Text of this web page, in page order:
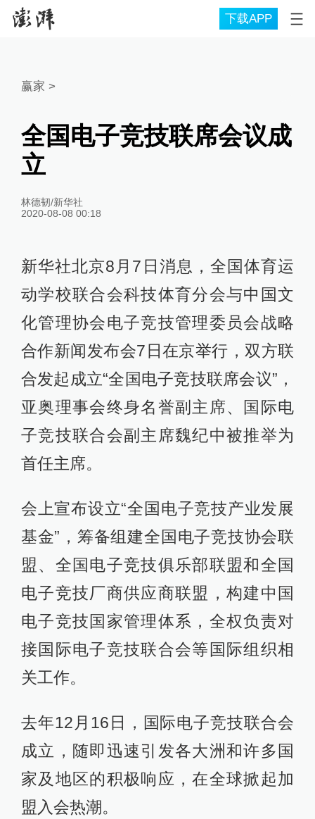
下载APP
赢家 >
全国电子竞技联席会议成
立
林德韧/新华社
2020-08-08 00:18
新华社北京8月7日消息，全国体育运
动学校联合会科技体育分会与中国文
化管理协会电子竞技管理委员会战略
合作新闻发布会7日在京举行，双方联
合发起成立“全国电子竞技联席会议”，
亚奥理事会终身名誉副主席、国际电
子竞技联合会副主席魏纪中被推举为
首任主席。
会上宣布设立“全国电子竞技产业发展
基金”，筹备组建全国电子竞技协会联
盟、全国电子竞技俱乐部联盟和全国
电子竞技厂商供应商联盟，构建中国
电子竞技国家管理体系，全权负责对
接国际电子竞技联合会等国际组织相
关工作。
去年12月16日，国际电子竞技联合会
成立，随即迅速引发各大洲和许多国
家及地区的积极响应，在全球掀起加
盟入会热潮。